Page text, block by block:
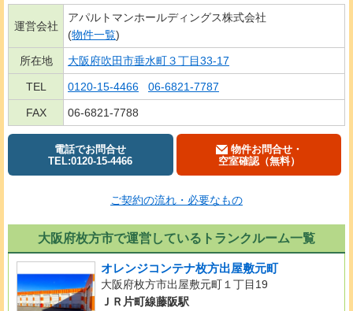
運営会社
アパルトマンホールディングス株式会社
(物件一覧)
所在地 大阪府吹田市垂水町３丁目33-17
TEL 0120-15-4466 06-6821-7787
FAX 06-6821-7788
電話でお問合せ
TEL:0120-15-4466
物件お問合せ・
空室確認（無料）
ご契約の流れ・必要なもの
大阪府枚方市で運営しているトランクルーム一覧
オレンジコンテナ枚方出屋敷元町
大阪府枚方市出屋敷元町１丁目19
ＪＲ片町線藤阪駅